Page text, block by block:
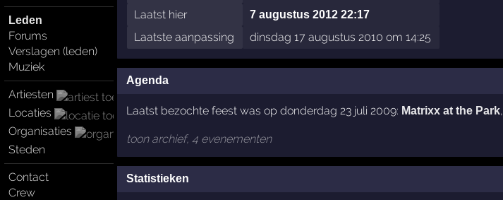
Leden
Forums
Verslagen (leden)
Muziek
Artiesten
Locaties
Organisaties
Steden
Contact
Crew
Laatst hier
7 augustus 2012 22:17
Laatste aanpassing dinsdag 17 augustus 2010 om 14:25
Agenda
Laatst bezochte feest was op donderdag 23 juli 2009: Matrixx at the Park,
toon archief, 4 evenementen
Statistieken